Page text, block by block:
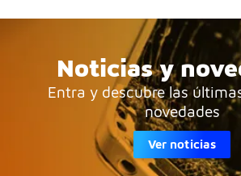
Noticias y
Entra y descubre las
novedades
Ver noticias